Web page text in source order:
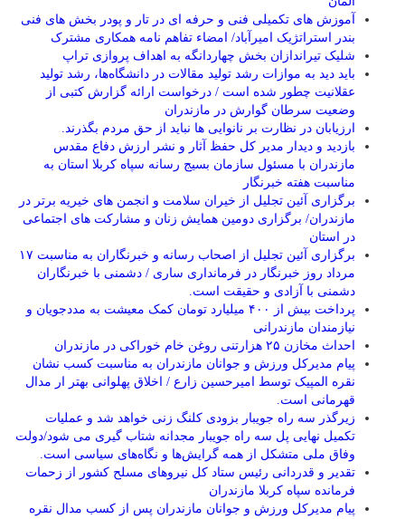
آموزش های تکمیلی فنی و حرفه ای در تار و پودر بخش های فنی
بندر استراتژیک امیرآباد/ امضاء تفاهم نامه همکاری مشترک
شلیک تیراندازان بخش چهاردانگه به اهداف پروازی تراپ
باید دید به موازات رشد تولید مقالات در دانشگاه‌ها، رشد تولید
عقلانیت چطور شده است / درخواست ارائه گزارش کتبی از
وضعیت سرطان گوارش در مازندران
ارزیابان در نظارت بر نانوایی ها نباید از حق مردم بگذرند.
بازدید و دیدار مدیر کل حفظ آثار و نشر ارزش دفاع مقدس
مازندران با مسئول سازمان بسیج رسانه سپاه کربلا استان به
مناسبت هفته خبرنگار
برگزاری آئین تجلیل از خیران سلامت و انجمن های خیریه برتر در
مازندران/ برگزاری دومین همایش زنان و مشارکت های اجتماعی
در استان
برگزاری آئین تجلیل از اصحاب رسانه و خبرنگاران به مناسبت ۱۷
مرداد روز خبرنگار در فرمانداری ساری / دشمنی با خبرنگاران
دشمنی با آزادی و حقیقت است.
پرداخت بیش از ۴۰۰ میلیارد تومان کمک معیشت به مددجویان و
نیازمندان مازندرانی
احداث مخازن ۲۵ هزارتنی روغن خام خوراکی در مازندران
پیام مدیرکل ورزش و جوانان مازندران به مناسبت کسب نشان
نقره المپیک توسط امیرحسین زارع / اخلاق پهلوانی بهتر ار مدال
قهرمانی است.
زیرگذر سه راه جویبار بزودی کلنگ زنی خواهد شد و عملیات
تکمیل نهایی پل سه راه جویبار مجدانه شتاب گیری می شود/دولت
وفاق ملی متشکل از همه گرایش‌ها و نگاه‌های سیاسی است.
تقدیر و قدردانی رئیس ستاد کل نیرو‌های مسلح کشور از زحمات
فرمانده سپاه کربلا مازندران
پیام مدیرکل ورزش و جوانان مازندران پس از کسب مدال نقره